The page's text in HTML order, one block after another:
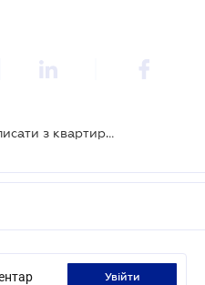
Власникам буде простіше виписати з квартири третіх осіб: проект про електронну реєстрацію місця проживання
увійти